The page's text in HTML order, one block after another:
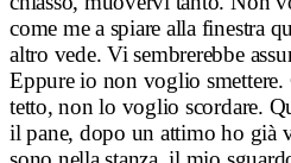
come me a spiare alla finestra
altro vede. Vi sembrerebbe
Eppure io non voglio
tetto, non lo voglio scordare.
il pane, dopo un attimo ho già